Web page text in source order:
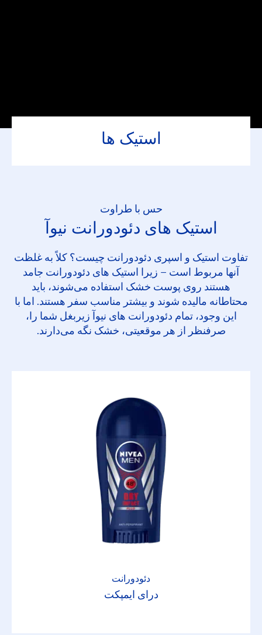
استیک ها
حس با طراوت
استیک های دئودورانت نیوآ
تفاوت استیک و اسپری دئودورانت چیست؟ کلاً به غلظت
آنها مربوط است – زیرا استیک های دئودورانت جامد
هستند روی پوست خشک استفاده می‌شوند، باید
محتاطانه مالیده شوند و بیشتر مناسب سفر هستند. اما با
این وجود، تمام دئودورانت های نیوآ زیربغل شما را،
صرفنظر از هر موقعیتی، خشک نگه می‌دارند.
دئودورانت
درای ایمپکت